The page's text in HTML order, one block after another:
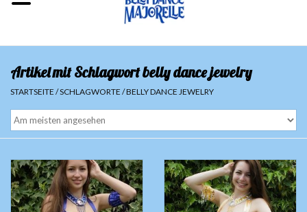
Sale
Sets
Oberteile
Röcke und Hosen
Hüfttücher
Schleier
Artikel mit Schlagwort belly dance jewelry
STARTSEITE /SCHLAGWORTE /BELLY DANCE JEWELRY